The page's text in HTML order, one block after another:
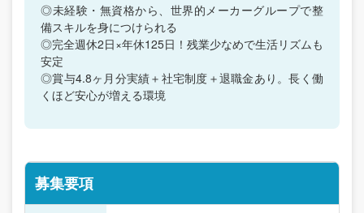
◎未経験・無資格から、世界的メーカーグループで整
備スキルを身につけられる
◎完全週休2日×年休125日！残業少なめで生活リズムも
安定
◎賞与4.8ヶ月分実績＋社宅制度＋退職金あり。長く働
くほど安心が増える環境
募集要項